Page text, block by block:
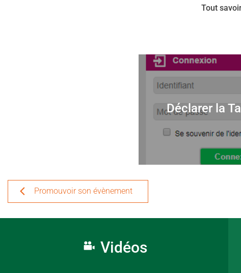
Tout
Déclarer la
Promouvoir son évènement
Vidéos